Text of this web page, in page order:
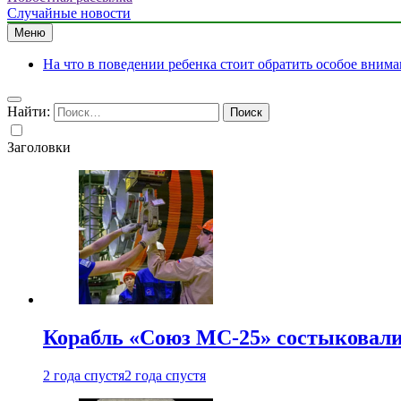
Случайные новости
Меню
На что в поведении ребенка стоит обратить особое
Найти:
Заголовки
Корабль «Союз МС-25»
2 года спустя2 года спустя